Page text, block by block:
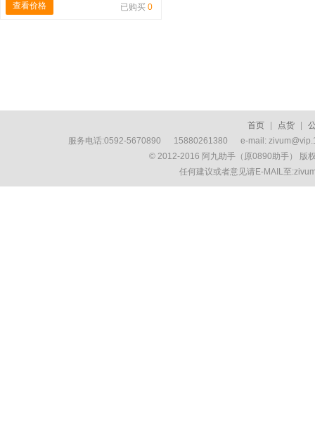
查看价格
已购买 0
首页 点货
服务电话:0592-5670890 15880261380 e-mail:
© 2012-2016 阿九助手（原0890助手） 版
任何建议或者意见请E-MAIL至